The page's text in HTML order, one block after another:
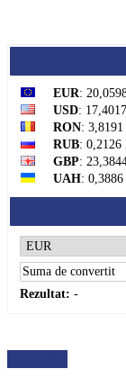
EUR:
USD:
RON:
RUB: 0,2126
GBP:
UAH:
Rezultat: -